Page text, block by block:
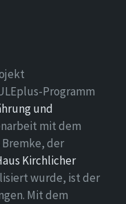
Programm
und
mit dem
der
Kirchlicher
wurde, ist der
Mit dem